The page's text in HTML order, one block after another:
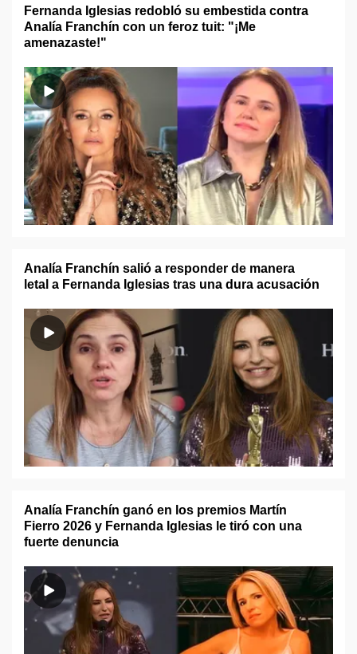
Fernanda Iglesias redobló su embestida contra
Analía Franchín con un feroz tuit: "¡Me
amenazaste!"
Analía Franchín salió a responder de manera
letal a Fernanda Iglesias tras una dura acusación
Analía Franchín ganó en los premios Martín
Fierro 2026 y Fernanda Iglesias le tiró con una
fuerte denuncia